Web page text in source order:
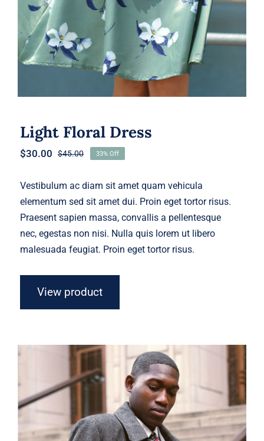
Light Floral Dress
$45.00Original
was:
$30.00
Current
is:
33% Off
Vestibulum ac diam sit amet quam vehicula
elementum sed sit amet dui. Proin eget tortor risus.
Praesent sapien massa, convallis a pellentesque
nec, egestas non nisi. Nulla quis lorem ut libero
malesuada feugiat. Proin eget tortor risus.
View product